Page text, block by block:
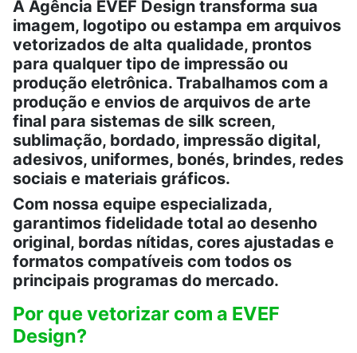
A Agência EVEF Design transforma sua
imagem, logotipo ou estampa em arquivos
vetorizados de alta qualidade, prontos
para qualquer tipo de impressão ou
produção eletrônica. Trabalhamos com a
produção e envios de arquivos de arte
final para sistemas de silk screen,
sublimação, bordado, impressão digital,
adesivos, uniformes, bonés, brindes, redes
sociais e materiais gráficos.
Com nossa equipe especializada,
garantimos fidelidade total ao desenho
original, bordas nítidas, cores ajustadas e
formatos compatíveis com todos os
principais programas do mercado.
Por que vetorizar com a EVEF
Design?